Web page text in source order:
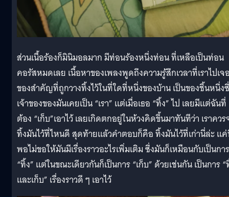
ส่วนเนื้อร้องก็มินิมอลมาก มีท่อนร้องหนึ่งท่อน ที่เหลือเป็นท่อน
คอรัสหมดเลย เนื้อหาของเพลงพูดถึงความรู้สึกเวลาที่เราไปเจ
ของสำคัญที่ถูกวางทิ้งไว้ในที่ใดที่หนึ่งของบ้าน เป็นของชิ้นหนึ่ง
เจ้าของของมันเคยเป็น “เรา” แต่เมื่อเธอ “ทิ้ง” ไป เลยมีแต่ฉันที่
ต้อง “เก็บ”เอาไว้ เลยเกิดตกอยู่ในห้วงคิดขึ้นมาทันทีว่า เราควร
ทิ้งมันไว้ที่ไหนดี สุดท้ายแล้วคำตอบก็คือ ทิ้งมันไว้ที่เก่านี่ล่ะ แ
พอไม่ขอให้มันมีเรื่องราวอะไรเพิ่มเติม ซึ่งมันก็เหมือนกับเป็นการ
“ทิ้ง” แต่ในขณะเดียวกันก็เป็นการ “เก็บ” ด้วยเช่นกัน เป็นการ
และเก็บ” เรื่องราวดี ๆ เอาไว้